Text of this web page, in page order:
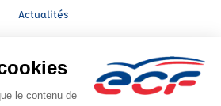
Actualités
(nouvelle fenêtre)
Instagram (nouvelle fenêtre)
LinkedIn (nouvelle fenêtre)
TikTok (nouvelle fenêtre)
ALSACE - Capital social: 100000€